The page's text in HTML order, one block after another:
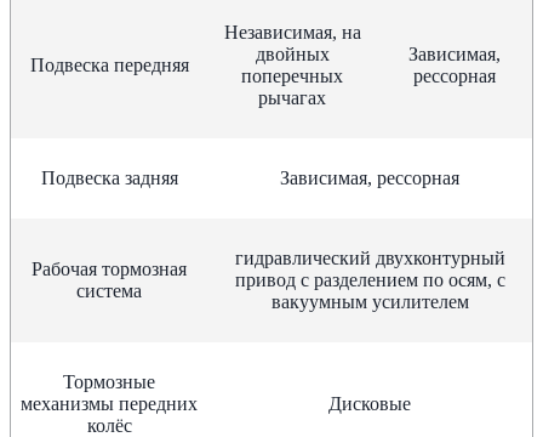
Подвеска передняя
Независимая, на
двойных
поперечных
рычагах
Зависимая,
рессорная
Подвеска задняя Зависимая, рессорная
Рабочая тормозная
система
гидравлический двухконтурный
привод с разделением по осям, с
вакуумным усилителем
Тормозные
механизмы передних
колёс
Дисковые